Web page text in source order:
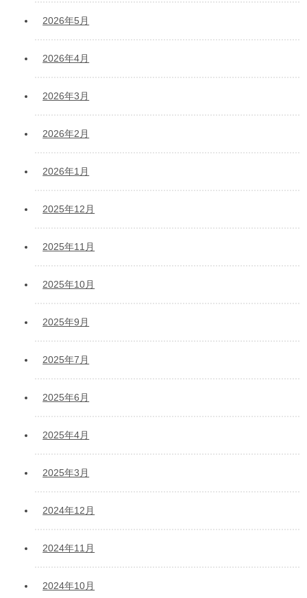
2026年5月
2026年4月
2026年3月
2026年2月
2026年1月
2025年12月
2025年11月
2025年10月
2025年9月
2025年7月
2025年6月
2025年4月
2025年3月
2024年12月
2024年11月
2024年10月